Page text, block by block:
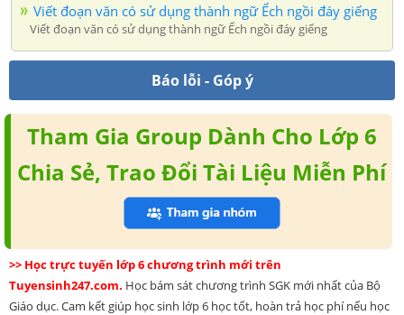
Viết đoạn văn có sử dụng thành ngữ Ếch ngồi đáy giếng
Viết đoạn văn có sử dụng thành ngữ Ếch ngồi đáy giếng
Báo lỗi - Góp ý
Tham Gia Group Dành Cho Lớp 6
Chia Sẻ, Trao Đổi Tài Liệu Miễn Phí
>> Học trực tuyến lớp 6 chương trình mới trên
Tuyensinh247.com. Học bám sát chương trình SGK mới nhất của Bộ
Giáo dục. Cam kết giúp học sinh lớp 6 học tốt, hoàn trả học phí nếu học